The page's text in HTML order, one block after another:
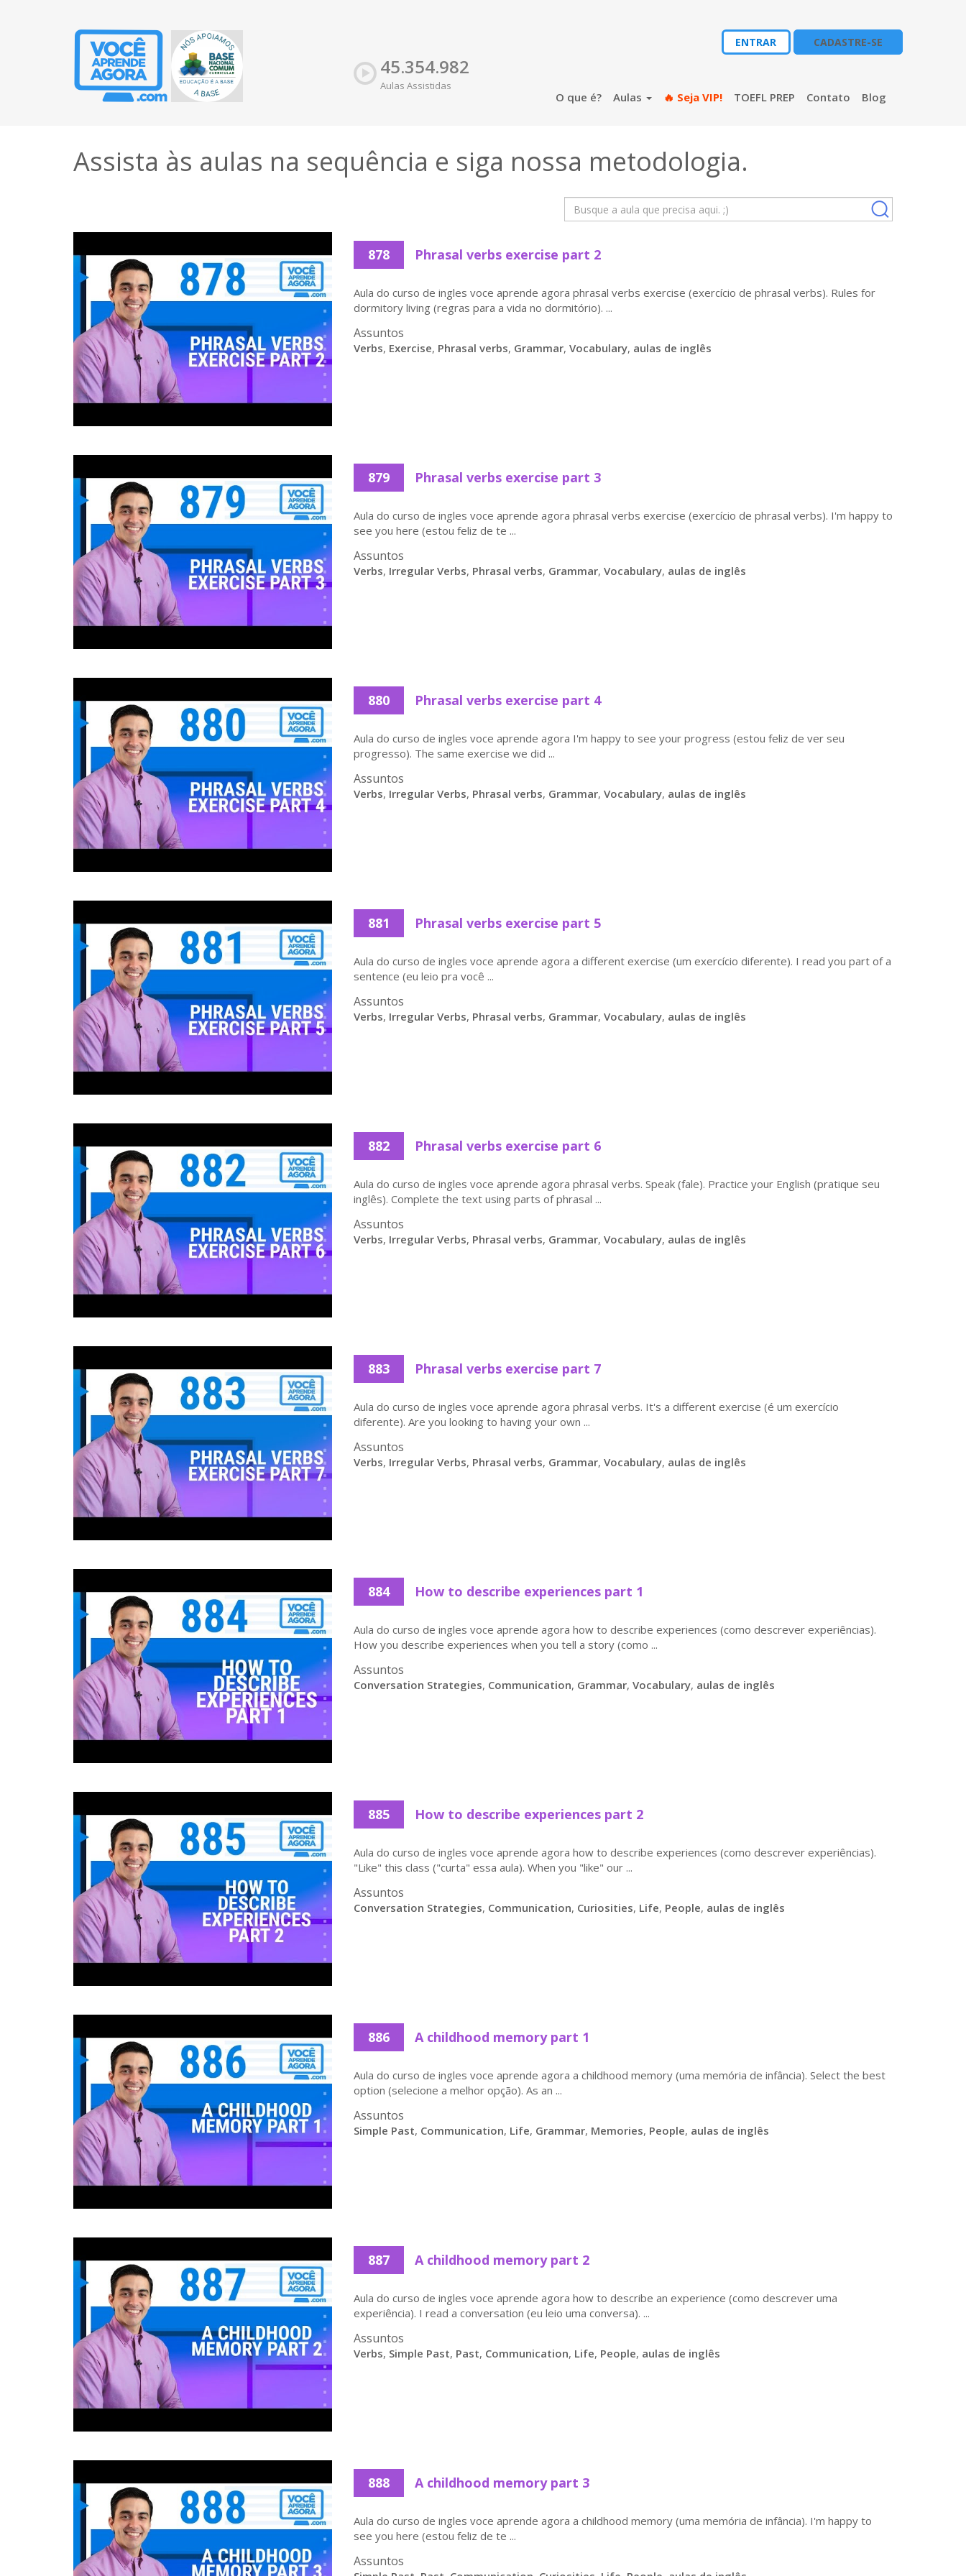
ENTRAR CADASTRE-SE
45.354.982
Aulas Assistidas
O que é? Aulas 🔥 Seja VIP! TOEFL PREP Contato Blog
Assista às aulas na sequência e siga nossa metodologia.
878 Phrasal verbs exercise part 2
Aula do curso de ingles voce aprende agora phrasal verbs exercise (exercício de phrasal verbs). Rules for
dormitory living (regras para a vida no dormitório). ...
Assuntos
Verbs, Exercise, Phrasal verbs, Grammar, Vocabulary, aulas de inglês
879 Phrasal verbs exercise part 3
Aula do curso de ingles voce aprende agora phrasal verbs exercise (exercício de phrasal verbs). I'm happy to
see you here (estou feliz de te ...
Assuntos
Verbs, Irregular Verbs, Phrasal verbs, Grammar, Vocabulary, aulas de inglês
880 Phrasal verbs exercise part 4
Aula do curso de ingles voce aprende agora I'm happy to see your progress (estou feliz de ver seu
progresso). The same exercise we did ...
Assuntos
Verbs, Irregular Verbs, Phrasal verbs, Grammar, Vocabulary, aulas de inglês
881 Phrasal verbs exercise part 5
Aula do curso de ingles voce aprende agora a different exercise (um exercício diferente). I read you part of a
sentence (eu leio pra você ...
Assuntos
Verbs, Irregular Verbs, Phrasal verbs, Grammar, Vocabulary, aulas de inglês
882 Phrasal verbs exercise part 6
Aula do curso de ingles voce aprende agora phrasal verbs. Speak (fale). Practice your English (pratique seu
inglês). Complete the text using parts of phrasal ...
Assuntos
Verbs, Irregular Verbs, Phrasal verbs, Grammar, Vocabulary, aulas de inglês
883 Phrasal verbs exercise part 7
Aula do curso de ingles voce aprende agora phrasal verbs. It's a different exercise (é um exercício
diferente). Are you looking to having your own ...
Assuntos
Verbs, Irregular Verbs, Phrasal verbs, Grammar, Vocabulary, aulas de inglês
884 How to describe experiences part 1
Aula do curso de ingles voce aprende agora how to describe experiences (como descrever experiências).
How you describe experiences when you tell a story (como ...
Assuntos
Conversation Strategies, Communication, Grammar, Vocabulary, aulas de inglês
885 How to describe experiences part 2
Aula do curso de ingles voce aprende agora how to describe experiences (como descrever experiências).
"Like" this class ("curta" essa aula). When you "like" our ...
Assuntos
Conversation Strategies, Communication, Curiosities, Life, People, aulas de inglês
886 A childhood memory part 1
Aula do curso de ingles voce aprende agora a childhood memory (uma memória de infância). Select the best
option (selecione a melhor opção). As an ...
Assuntos
Simple Past, Communication, Life, Grammar, Memories, People, aulas de inglês
887 A childhood memory part 2
Aula do curso de ingles voce aprende agora how to describe an experience (como descrever uma
experiência). I read a conversation (eu leio uma conversa). ...
Assuntos
Verbs, Simple Past, Past, Communication, Life, People, aulas de inglês
888 A childhood memory part 3
Aula do curso de ingles voce aprende agora a childhood memory (uma memória de infância). I'm happy to
see you here (estou feliz de te ...
Assuntos